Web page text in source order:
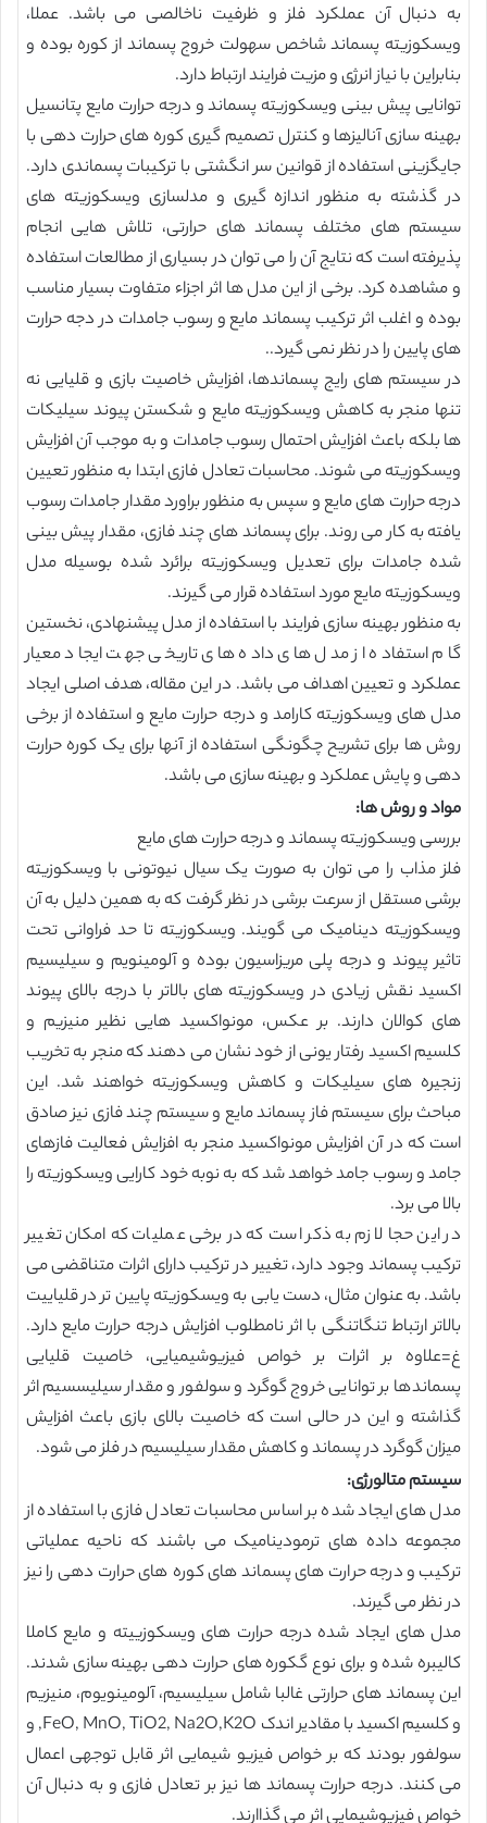
به دنبال آن عملکرد فلز و ظرفیت ناخالصی می باشد. عملا،
ویسکوزیته پسماند شاخص سهولت خروج پسماند از کوره بوده و
بنابراین با نیاز انرژی و مزیت فرایند ارتباط دارد.
توانایی پیش بینی ویسکوزیته پسماند و درجه حرارت مایع پتانسیل
بهینه سازی آنالیزها و کنترل تصمیم گیری کوره های حرارت دهی با
جایگزینی استفاده از قوانین سر انگشتی با ترکیبات پسماندی دارد.
در گذشته به منظور اندازه گیری و مدلسازی ویسکوزیته های
سیستم های مختلف پسماند های حرارتی، تلاش هایی انجام
پذیرفته است که نتایج آن را می توان در بسیاری از مطالعات استفاده
و مشاهده کرد. برخی از این مدل ها اثر اجزاء متفاوت بسیار مناسب
بوده و اغلب اثر ترکیب پسماند مایع و رسوب جامدات در دجه حرارت
های پایین را در نظر نمی گیرد..
در سیستم های رایج پسماندها، افزایش خاصیت بازی و قلیایی نه
تنها منجر به کاهش ویسکوزیته مایع و شکستن پیوند سیلیکات
ها بلکه باعث افزایش احتمال رسوب جامدات و به موجب آن افزایش
ویسکوزیته می شوند. محاسبات تعادل فازی ابتدا به منظور تعیین
درجه حرارت های مایع و سپس به منظور براورد مقدار جامدات رسوب
یافته به کار می روند. برای پسماند های چند فازی، مقدار پیش بینی
شده جامدات برای تعدیل ویسکوزیته برائرد شده بوسیله مدل
ویسکوزیته مایع مورد استفاده قرار می گیرند.
به منظور بهینه سازی فرایند با استفاده از مدل پیشنهادی، نخستین
گام استفاده از مدل های داده های تاریخی جهت ایجاد معیار
عملکرد و تعیین اهداف می باشد. در این مقاله، هدف اصلی ایجاد
مدل های ویسکوزیته کارامد و درجه حرارت مایع و استفاده از برخی
روش ها برای تشریح چگونگی استفاده از آنها برای یک کوره حرارت
دهی و پایش عملکرد و بهینه سازی می باشد.
مواد و روش ها:
بررسی ویسکوزیته پسماند و درجه حرارت های مایع
فلز مذاب را می توان به صورت یک سیال نیوتونی با ویسکوزیته
برشی مستقل از سرعت برشی در نظر گرفت که به همین دلیل به آن
ویسکوزیته دینامیک می گویند. ویسکوزیته تا حد فراوانی تحت
تاثیر پیوند و درجه پلی مریزاسیون بوده و آلومینویم و سیلیسیم
اکسید نقش زیادی در ویسکوزیته های بالاتر با درجه بالای پیوند
های کوالان دارند. بر عکس، مونواکسید هایی نظیر منیزیم و
کلسیم اکسید رفتار یونی از خود نشان می دهند که منجر به تخریب
زنجیره های سیلیکات و کاهش ویسکوزیته خواهند شد. این
مباحث برای سیستم فاز پسماند مایع و سیستم چند فازی نیز صادق
است که در آن افزایش مونواکسید منجر به افزایش فعالیت فازهای
جامد و رسوب جامد خواهد شد که به نوبه خود کارایی ویسکوزیته را
بالا می برد.
در این حجا لازم به ذکر است که در برخی عملیات که امکان تغییر
ترکیب پسماند وجود دارد، تغییر در ترکیب دارای اثرات متناقضی می
باشد. به عنوان مثال، دست یابی به ویسکوزیته پایین تر در قلیاییت
بالاتر ارتباط تنگاتنگی با اثر نامطلوب افزایش درجه حرارت مایع دارد.
غ=علاوه بر اثرات بر خواص فیزیوشیمیایی، خاصیت قلیایی
پسماندها بر توانایی خروج گوگرد و سولفور و مقدار سیلیسسیم اثر
گذاشته و این در حالی است که خاصیت بالای بازی باعث افزایش
میزان گوگرد در پسماند و کاهش مقدار سیلیسیم در فلز می شود.
سیستم متالورژی:
مدل های ایجاد شده بر اساس محاسبات تعادل فازی با استفاده از
مجموعه داده های ترمودینامیک می باشند که ناحیه عملیاتی
ترکیب و درجه حرارت های پسماند های کوره های حرارت دهی را نیز
در نظر می گیرند.
مدل های ایجاد شده درجه حرارت های ویسکوزییته و مایع کاملا
کالیبره شده و برای نوع گکوره های حرارت دهی بهینه سازی شدند.
این پسماند های حرارتی غالبا شامل سیلیسیم، آلومینویوم، منیزیم
و کلسیم اکسید با مقادیر اندک FeO, MnO, TiO2, Na2O,K2O, و
سولفور بودند که بر خواص فیزیو شیمایی اثر قابل توجهی اعمال
می کنند. درجه حرارت پسماند ها نیز بر تعادل فازی و به دنبال آن
خواص فیزیوشیمایی اثر می گذاارند.